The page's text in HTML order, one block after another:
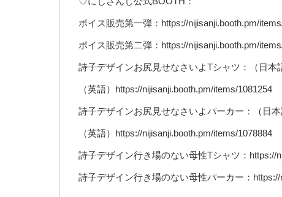
ボイス販売第一弾：https://nijisanji.booth.pm/
ボイス販売第二弾：https://nijisanji.booth.pm/
詩子デザインお尻見せなさいよTシャツ：（日
（英語）https://nijisanji.booth.pm/items/1081254
詩子デザインお尻見せなさいよパーカー：（日
（英語）https://nijisanji.booth.pm/items/1078884
詩子デザイン行き場のない母性Tシャツ：https://
詩子デザイン行き場のない母性パーカー：